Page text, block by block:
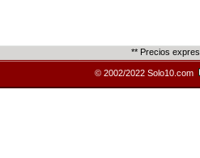
** Precios
© 2002/2022 Solo10.com